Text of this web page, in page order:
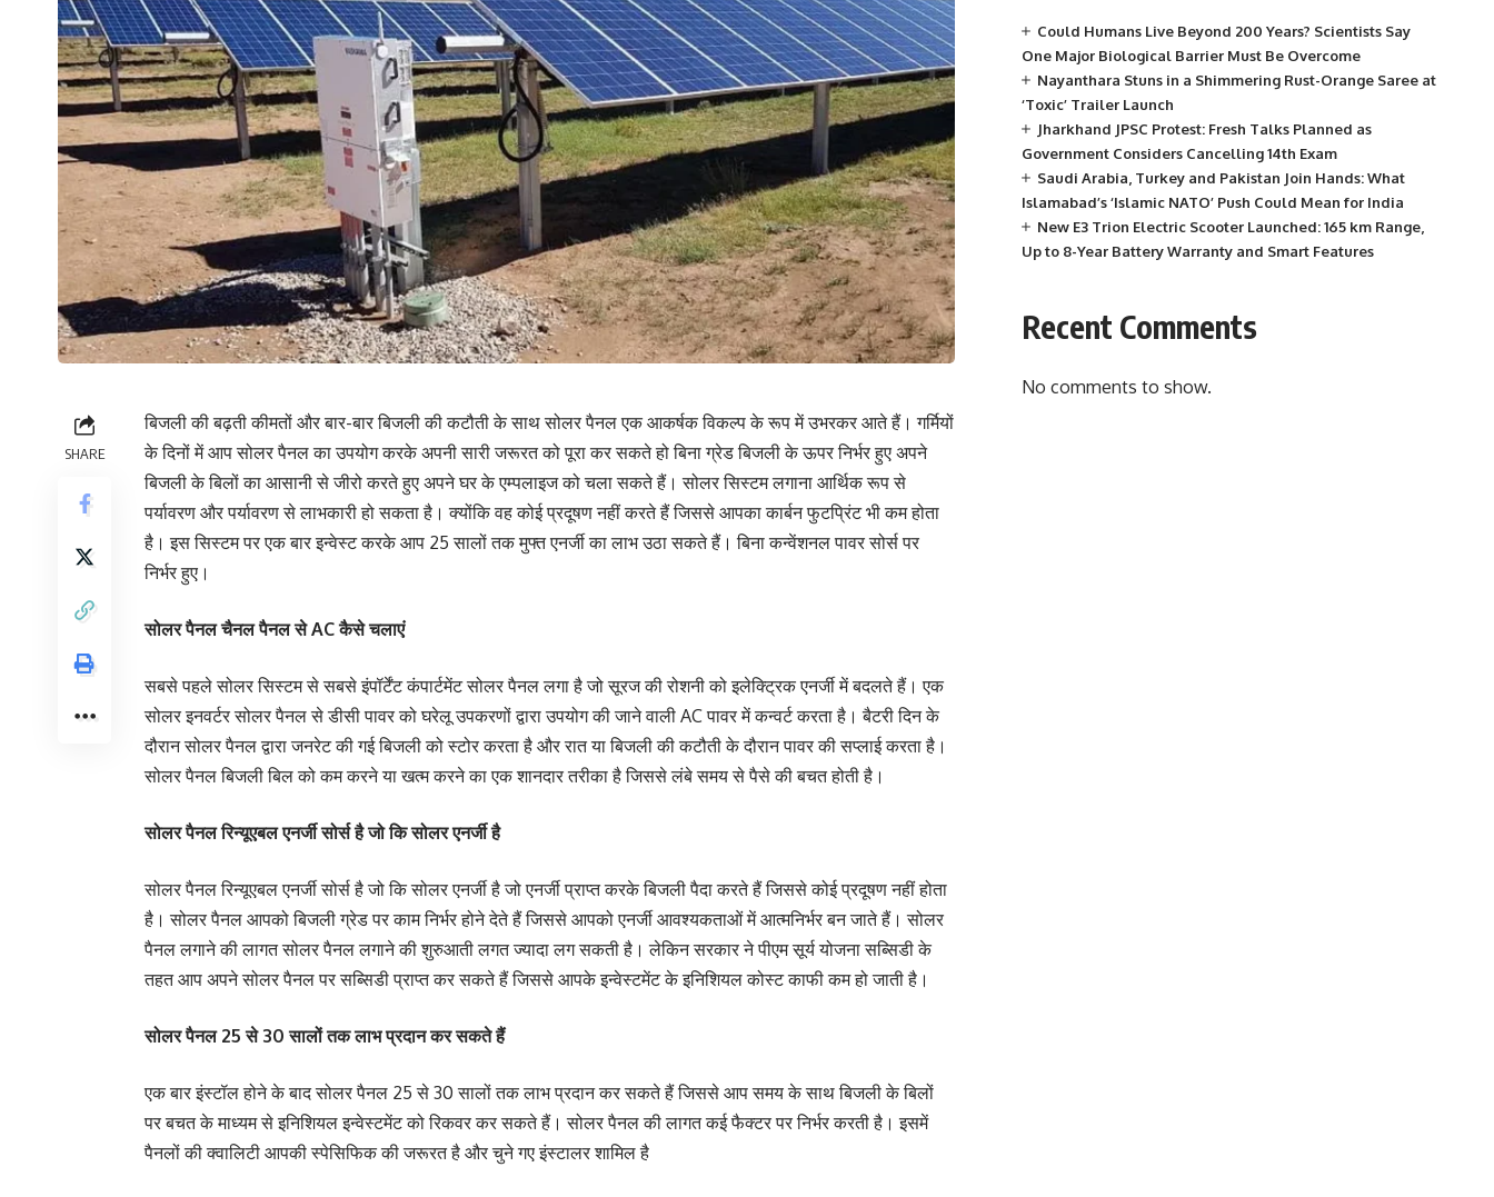
SHARE
बिजली की बढ़ती कीमतों और बार-बार बिजली की कटौती के साथ सोलर पैनल एक आकर्षक विकल्प के रूप में उभरकर आते हैं। गर्मियों
के दिनों में आप सोलर पैनल का उपयोग करके अपनी सारी जरूरत को पूरा कर सकते हो बिना ग्रेड बिजली के ऊपर निर्भर हुए अपने
बिजली के बिलों का आसानी से जीरो करते हुए अपने घर के एम्पलाइज को चला सकते हैं। सोलर सिस्टम लगाना आर्थिक रूप से
पर्यावरण और पर्यावरण से लाभकारी हो सकता है। क्योंकि वह कोई प्रदूषण नहीं करते हैं जिससे आपका कार्बन फुटप्रिंट भी कम होता
है। इस सिस्टम पर एक बार इन्वेस्ट करके आप 25 सालों तक मुफ्त एनर्जी का लाभ उठा सकते हैं। बिना कन्वेंशनल पावर सोर्स पर
निर्भर हुए।
सोलर पैनल चैनल पैनल से AC कैसे चलाएं
सबसे पहले सोलर सिस्टम से सबसे इंपॉर्टेंट कंपार्टमेंट सोलर पैनल लगा है जो सूरज की रोशनी को इलेक्ट्रिक एनर्जी में बदलते हैं। एक
सोलर इनवर्टर सोलर पैनल से डीसी पावर को घरेलू उपकरणों द्वारा उपयोग की जाने वाली AC पावर में कन्वर्ट करता है। बैटरी दिन के
दौरान सोलर पैनल द्वारा जनरेट की गई बिजली को स्टोर करता है और रात या बिजली की कटौती के दौरान पावर की सप्लाई करता है।
सोलर पैनल बिजली बिल को कम करने या खत्म करने का एक शानदार तरीका है जिससे लंबे समय से पैसे की बचत होती है।
सोलर पैनल रिन्यूएबल एनर्जी सोर्स है जो कि सोलर एनर्जी है
सोलर पैनल रिन्यूएबल एनर्जी सोर्स है जो कि सोलर एनर्जी है जो एनर्जी प्राप्त करके बिजली पैदा करते हैं जिससे कोई प्रदूषण नहीं होता
है। सोलर पैनल आपको बिजली ग्रेड पर काम निर्भर होने देते हैं जिससे आपको एनर्जी आवश्यकताओं में आत्मनिर्भर बन जाते हैं। सोलर
पैनल लगाने की लागत सोलर पैनल लगाने की शुरुआती लगत ज्यादा लग सकती है। लेकिन सरकार ने पीएम सूर्य योजना सब्सिडी के
तहत आप अपने सोलर पैनल पर सब्सिडी प्राप्त कर सकते हैं जिससे आपके इन्वेस्टमेंट के इनिशियल कोस्ट काफी कम हो जाती है।
सोलर पैनल 25 से 30 सालों तक लाभ प्रदान कर सकते हैं
एक बार इंस्टॉल होने के बाद सोलर पैनल 25 से 30 सालों तक लाभ प्रदान कर सकते हैं जिससे आप समय के साथ बिजली के बिलों
पर बचत के माध्यम से इनिशियल इन्वेस्टमेंट को रिकवर कर सकते हैं। सोलर पैनल की लागत कई फैक्टर पर निर्भर करती है। इसमें
पैनलों की क्वालिटी आपकी स्पेसिफिक की जरूरत है और चुने गए इंस्टालर शामिल है
Could Humans Live Beyond 200 Years? Scientists Say
One Major Biological Barrier Must Be Overcome
Nayanthara Stuns in a Shimmering Rust-Orange Saree at
‘Toxic’ Trailer Launch
Jharkhand JPSC Protest: Fresh Talks Planned as
Government Considers Cancelling 14th Exam
Saudi Arabia, Turkey and Pakistan Join Hands: What
Islamabad’s ‘Islamic NATO’ Push Could Mean for India
New E3 Trion Electric Scooter Launched: 165 km Range,
Up to 8-Year Battery Warranty and Smart Features
Recent Comments
No comments to show.